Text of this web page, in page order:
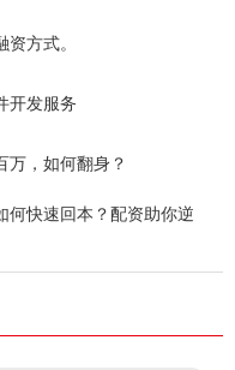
方式。
开发服务
万，如何翻身？
何快速回本？配资助你逆